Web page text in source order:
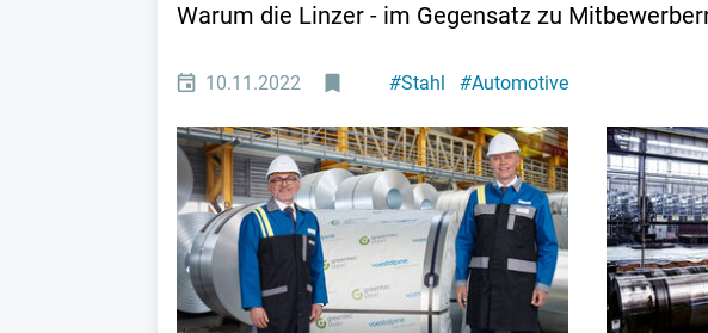
Warum die Linzer - im Gegensatz zu
10.11.2022 #Stahl #Automotive